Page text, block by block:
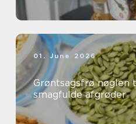
01. June 2026
Grøntsagsfrø nøglen til sunde og
smagfulde afgrøder